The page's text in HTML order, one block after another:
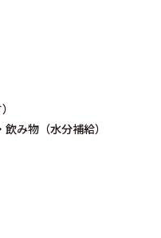
み物（水分補給）